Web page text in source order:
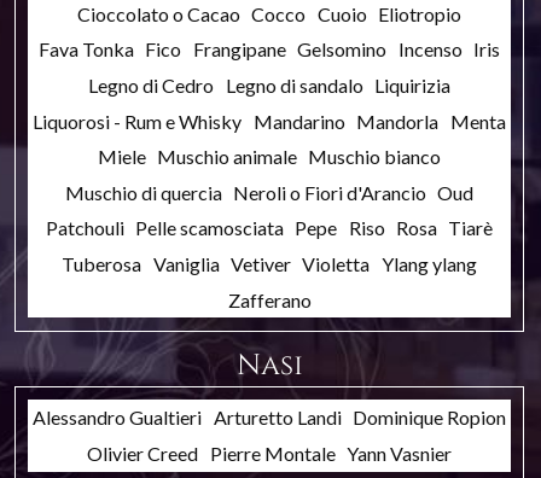
Cioccolato o Cacao Cocco Cuoio Eliotropio
Fava Tonka Fico Frangipane Gelsomino Incenso Iris
Legno di Cedro Legno di sandalo Liquirizia
Liquorosi - Rum e Whisky Mandarino Mandorla Menta
Miele Muschio animale Muschio bianco
Muschio di quercia Neroli o Fiori d'Arancio Oud
Patchouli Pelle scamosciata Pepe Riso Rosa Tiarè
Tuberosa Vaniglia Vetiver Violetta Ylang ylang
Zafferano
Nasi
Alessandro Gualtieri Arturetto Landi Dominique Ropion
Olivier Creed Pierre Montale Yann Vasnier